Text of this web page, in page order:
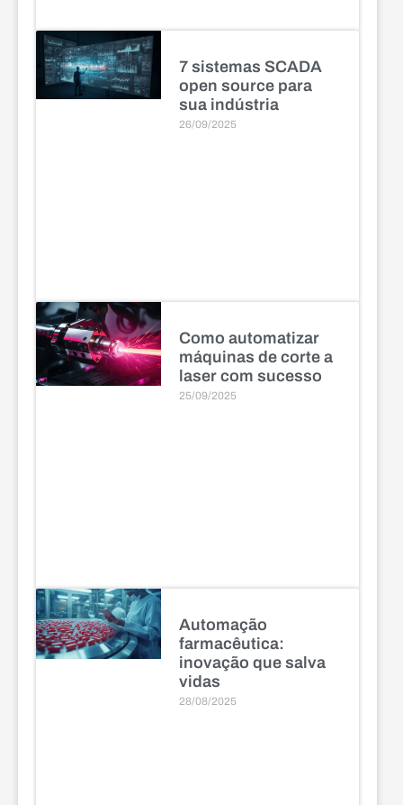
7 sistemas SCADA
open source para
sua indústria
26/09/2025
Como automatizar
máquinas de corte a
laser com sucesso
25/09/2025
Automação
farmacêutica:
inovação que salva
vidas
28/08/2025